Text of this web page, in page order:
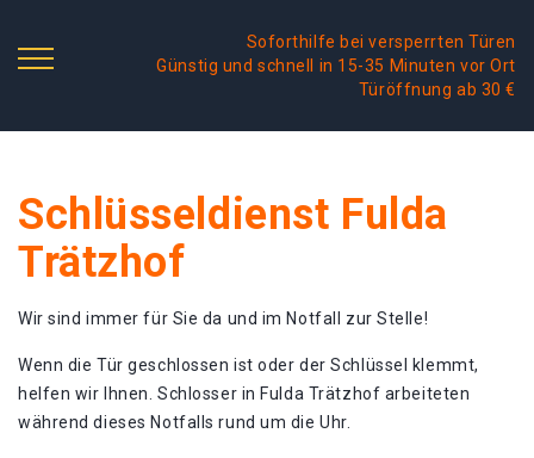
Soforthilfe bei versperrten Türen
Günstig und schnell in 15-35 Minuten vor Ort
Türöffnung ab 30 €
Schlüsseldienst Fulda
Trätzhof
Wir sind immer für Sie da und im Notfall zur Stelle!
Wenn die Tür geschlossen ist oder der Schlüssel klemmt,
helfen wir Ihnen. Schlosser in Fulda Trätzhof arbeiteten
während dieses Notfalls rund um die Uhr.